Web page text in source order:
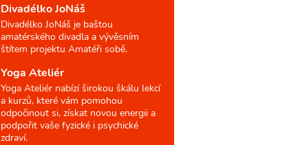
Divadélko JoNáš
Divadélko JoNáš je baštou
amatérského divadla a vývěsním
štítem projektu Amatéři sobě.
Yoga Ateliér
Yoga Ateliér nabízí širokou škálu lekcí
a kurzů, které vám pomohou
odpočinout si, získat novou energii a
podpořit vaše fyzické i psychické
zdraví.